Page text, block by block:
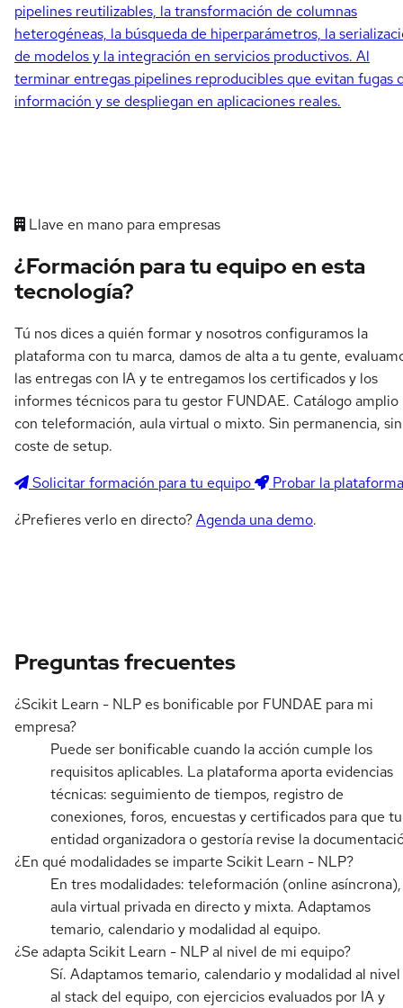
pipelines reutilizables, la transformación de columnas
heterogéneas, la búsqueda de hiperparámetros, la
de modelos y la integración en servicios productivos. Al
terminar entregas pipelines reproducibles que evitan fugas
información y se despliegan en aplicaciones reales.
Llave en mano para empresas
¿Formación para tu equipo en esta
tecnología?
Tú nos dices a quién formar y nosotros configuramos la
plataforma con tu marca, damos de alta a tu gente,
las entregas con IA y te entregamos los certificados y los
informes técnicos para tu gestor FUNDAE. Catálogo amplio
con teleformación, aula virtual o mixto. Sin permanencia, sin
coste de setup.
Solicitar formación para tu equipo
Probar la plataforma
¿Prefieres verlo en directo?Agenda una demo.
Preguntas frecuentes
¿Scikit Learn - NLP es bonificable por FUNDAE para mi
empresa?
Puede ser bonificable cuando la acción cumple los
requisitos aplicables. La plataforma aporta evidencias
técnicas: seguimiento de tiempos, registro de
conexiones, foros, encuestas y certificados para que tu
entidad organizadora o gestoría revise la
¿En qué modalidades se imparte Scikit Learn - NLP?
En tres modalidades: teleformación (online asíncrona),
aula virtual privada en directo y mixta. Adaptamos
temario, calendario y modalidad al equipo.
¿Se adapta Scikit Learn - NLP al nivel de mi equipo?
Sí. Adaptamos temario, calendario y modalidad al
al stack del equipo, con ejercicios evaluados por IA y